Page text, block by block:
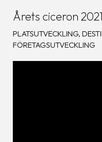
Årets ciceron 2021
PLATSUTVECKLING,
FÖRETAGSUTVECKLING